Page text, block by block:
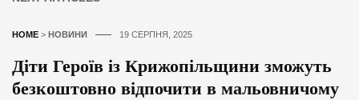
HOME > НОВИНИ 19 СЕРПНЯ, 2025
Діти Героїв із Крижопільщини зможуть
безкоштовно відпочити в мальовничому